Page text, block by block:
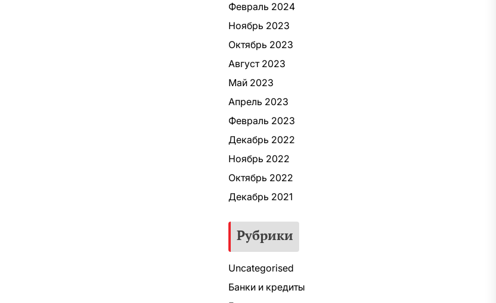
Февраль 2024
Ноябрь 2023
Октябрь 2023
Август 2023
Май 2023
Апрель 2023
Февраль 2023
Декабрь 2022
Ноябрь 2022
Октябрь 2022
Декабрь 2021
Рубрики
Uncategorised
Банки и кредиты